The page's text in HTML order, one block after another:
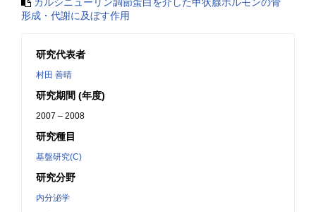
形成・代謝に及ぼす作用
研究代表者
村田 善晴
研究期間 (年度)
2007 – 2008
研究種目
基盤研究(C)
研究分野
内分泌学